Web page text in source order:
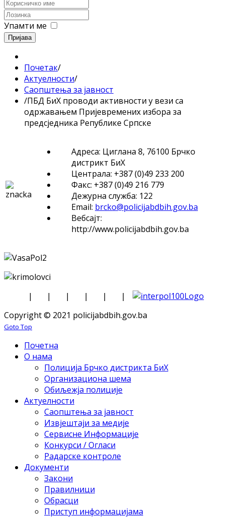
Упамти ме
Пријава
Почетак/
Актуелности/
Саопштења за јавност
/ПБД БиХ проводи активности у вези са
одржавањем Пријевремених избора за
предсједника Републике Српске
Адреса: Циглана 8, 76100 Брчко
дистрикт БиХ
Централа: +387 (0)49 233 200
Факс: +387 (0)49 216 779
Дежурна служба: 122
Email: brcko@policijabdbih.gov.ba
Вебсајт:
http://www.policijabdbih.gov.ba
| | | | |
|
Copyright © 2021 policijabdbih.gov.ba
Goto Top
Почетна
О нама
Полиција Брчко дистрикта БиХ
Организациона шема
Обиљежја полиције
Актуелности
Саопштења за јавност
Извјештаји за медије
Сервисне Информације
Конкурси / Огласи
Радарске контроле
Документи
Закони
Правилници
Обрасци
Приступ информацијама